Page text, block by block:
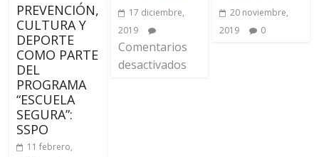
PREVENCIÓN,
CULTURA Y
DEPORTE
COMO PARTE
DEL
PROGRAMA
“ESCUELA
SEGURA”:
SSPO
11 febrero,
17 diciembre,
2019
Comentarios
desactivados
20 noviembre,
2019
0